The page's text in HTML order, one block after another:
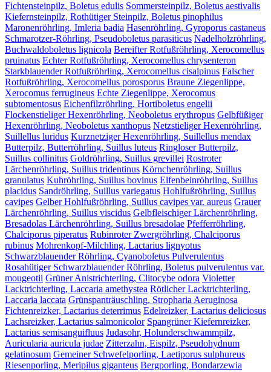
Fichtensteinpilz, Boletus edulis Sommersteinpilz, Boletus aestivalis
Kiefernsteinpilz, Rothütiger Steinpilz, Boletus pinophilus
Maronenröhrling, Imleria badia Hasenröhrling, Gyroporus castaneus
Schmarotzer-Röhrling, Pseudoboletus parasiticus Nadelholzröhrling,
Buchwaldoboletus lignicola Bereifter Rotfußröhrling, Xerocomellus
pruinatus Echter Rotfußröhrling, Xerocomellus chrysenteron
Starkblauender Rotfußröhrling, Xerocomellus cisalpinus Falscher
Rotfußröhrling, Xerocomellus porosporus Braune Ziegenlippe,
Xerocomus ferrugineus Echte Ziegenlippe, Xerocomus
subtomentosus Eichenfilzröhrling, Hortiboletus engelii
Flockenstieliger Hexenröhrling, Neoboletus erythropus Gelbfüßiger
Hexenröhrling, Neoboletus xanthopus Netzstieliger Hexenröhrling,
Suillellus luridus Kurznetziger Hexenröhrling, Suillellus mendax
Butterpilz, Butterröhrling, Suillus luteus Ringloser Butterpilz,
Suillus collinitus Goldröhrling, Suillus grevillei Rostroter
Lärchenröhrling, Suillus tridentinus Körnchenröhrling, Suillus
granulatus Kuhröhrling, Suillus bovinus Elfenbeinröhrling, Suillus
placidus Sandröhrling, Suillus variegatus Hohlfußröhrling, Suillus
cavipes Gelber Hohlfußröhrling, Suillus cavipes var. aureus Grauer
Lärchenröhrling, Suillus viscidus Gelbfleischiger Lärchenröhrling,
Bresadolas Lärchenröhrling, Suillus bresadolae Pfefferröhrling,
Chalciporus piperatus Rubinroter Zwergröhrling, Chalciporus
rubinus Mohrenkopf-Milchling, Lactarius lignyotus
Schwarzblauender Röhrling, Cyanoboletus Pulverulentus
Rosahütiger Schwarzblauender Röhrling, Boletus pulverulentus var.
mougeotii Grüner Anistrichterling, Clitocybe odora Violetter
Lacktrichterling, Laccaria amethystea Rötlicher Lacktrichterling,
Laccaria laccata Grünspanträuschling, Stropharia Aeruginosa
Fichtenreizker, Lactarius deterrimus Edelreizker, Lactarius deliciosus
Lachsreizker, Lactarius salmonicolor Spangrüner Kiefernreizker,
Lactarius semisanguifluus Judasohr, Holunderschwammpilz,
Auricularia auricula judae Zitterzahn, Eispilz, Pseudohydnum
gelatinosum Gemeiner Schwefelporling, Laetiporus sulphureus
Riesenporling, Meripilus giganteus Bergporling, Bondarzewia